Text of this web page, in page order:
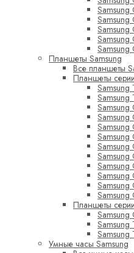
Samsung
Samsung
Samsung
Samsung
Планшеты Samsung
Все планшеты
Планшеты
Samsung
Samsung
Samsung
Samsung
Samsung
Samsung
Samsung
Samsung
Samsung
Samsung
Samsung
Samsung
Планшеты
Samsung
Samsung
Samsung
Умные часы Samsung